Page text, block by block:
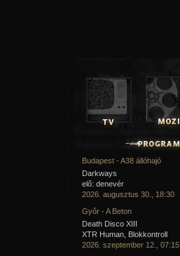
Budapest - A38 állóhajó
Darkways
elő: denevér
2026. augusztus 30., 18:30
Győr - A Beton
Death Disco XIII
XTR Human, Blokkontroll
2026. szeptember 12., 07:15